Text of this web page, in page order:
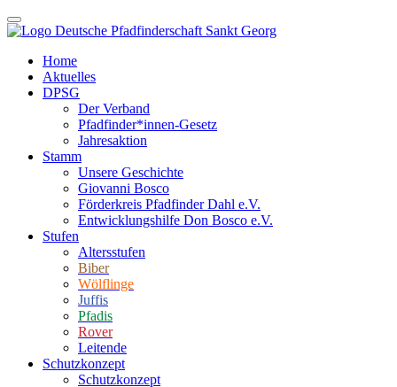
Home
Aktuelles
DPSG
Der Verband
Pfadfinder*innen-Gesetz
Jahresaktion
Stamm
Unsere Geschichte
Giovanni Bosco
Förderkreis Pfadfinder Dahl e.V.
Entwicklungshilfe Don Bosco e.V.
Stufen
Altersstufen
Biber
Wölflinge
Juffis
Pfadis
Rover
Leitende
Schutzkonzept
Schutzkonzept